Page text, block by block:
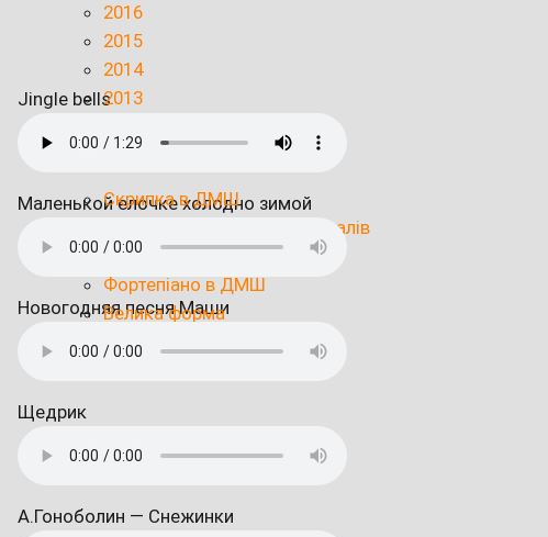
2016
2015
2014
2013
Скрипка в ДМШ
Ноти для Ансамблей скрипалів
Віолончель в ДМШ
Фортепіано в ДМШ
Велика форма
Jingle bells
Маленькой елочке холодно зимой
Новогодняя песня Маши
Щедрик
А.Гоноболин — Снежинки